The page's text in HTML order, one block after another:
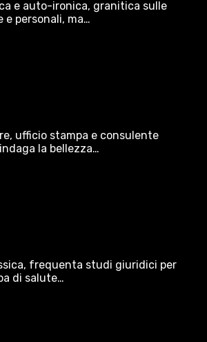
e auto-ironica, granitica sulle
e personali, ma…
ufficio stampa e consulente
la bellezza…
frequenta studi giuridici per
di salute…